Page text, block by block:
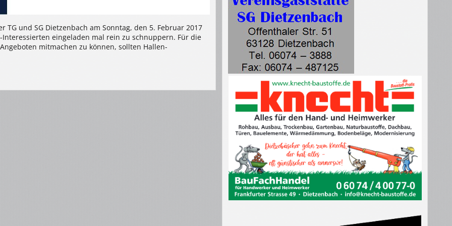
und SG Dietzenbach am Sonntag, den 5. Februar 2017
eingeladen mal rein zu schnuppern. Für die
mitmachen zu können, sollten Hallen-